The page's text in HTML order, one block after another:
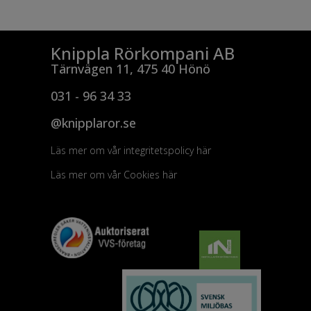
Knippla Rörkompani AB
Tärnvägen 11, 475 40 Hönö
031 - 96 34 33
@knipplaror.se
Läs mer om vår integritetspolicy här
Läs mer om vår Cookies här